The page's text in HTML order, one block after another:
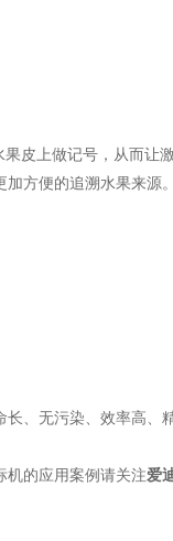
皮上做记号，从而让
方便的追溯水果来源。
长、无污染、效率高、
机的应用案例请关注爱